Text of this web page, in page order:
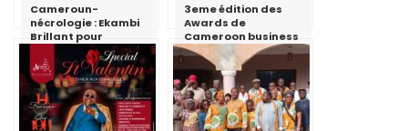
Cameroun-
nécrologie : Ekambi
Brillant pour
3eme édition des
Awards de
Cameroon business
today : la
promotrice de
Lamana sur la
deuxième marche
du podium